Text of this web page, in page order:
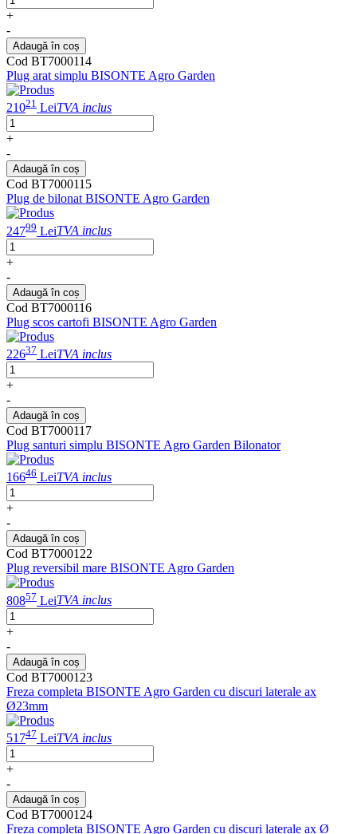
+
-
Adaugă în coș
Cod BT7000114
Plug arat simplu BISONTE Agro Garden
21021 LeiTVA inclus
+
-
Adaugă în coș
Cod BT7000115
Plug de bilonat BISONTE Agro Garden
24799 LeiTVA inclus
+
-
Adaugă în coș
Cod BT7000116
Plug scos cartofi BISONTE Agro Garden
22637 LeiTVA inclus
+
-
Adaugă în coș
Cod BT7000117
Plug santuri simplu BISONTE Agro Garden Bilonator
16646 LeiTVA inclus
+
-
Adaugă în coș
Cod BT7000122
Plug reversibil mare BISONTE Agro Garden
80857 LeiTVA inclus
+
-
Adaugă în coș
Cod BT7000123
Freza completa BISONTE Agro Garden cu discuri laterale ax
Ø23mm
51747 LeiTVA inclus
+
-
Adaugă în coș
Cod BT7000124
Freza completa BISONTE Agro Garden cu discuri laterale ax Ø